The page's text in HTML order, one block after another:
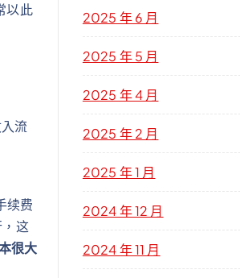
以此
流
续费
这
很大
2025 年 6 月
2025 年 5 月
2025 年 4 月
2025 年 2 月
2025 年 1 月
2024 年 12 月
2024 年 11 月